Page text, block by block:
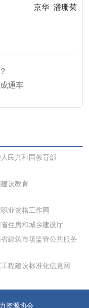
京华 潘珊菊
通车
民共和国教育部
设教育
业资格工作网
住房和城乡建设厅
建筑市场监管公共服务
程建设标准化信息网
资源协会